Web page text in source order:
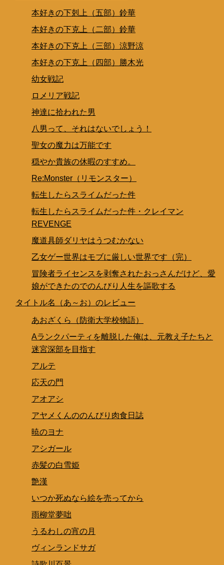
本好きの下剋上（五部）鈴華
本好きの下克上（二部）鈴華
本好きの下克上（三部）涼野涼
本好きの下克上（四部）勝木光
幼女戦記
ロメリア戦記
神達に拾われた男
八男って、それはないでしょう！
聖女の魔力は万能です
穏やか貴族の休暇のすすめ。
Re:Monster（リモンスター）
転生したらスライムだった件
転生したらスライムだった件・クレイマン
REVENGE
魔道具師ダリヤはうつむかない
乙女ゲー世界はモブに厳しい世界です（完）
冒険者ライセンスを剥奪されたおっさんだけど、愛
娘ができたのでのんびり人生を謳歌する
タイトル名（あ～お）のレビュー
あおざくら（防衛大学校物語）
Aランクパーティを離脱した俺は、元教え子たちと
迷宮深部を目指す
アルテ
応天の門
アオアシ
アヤメくんののんびり肉食日誌
暁のヨナ
アシガール
赤髪の白雪姫
艶漢
いつか死ぬなら絵を売ってから
雨柳堂夢咄
うるわしの宵の月
ヴィンランドサガ